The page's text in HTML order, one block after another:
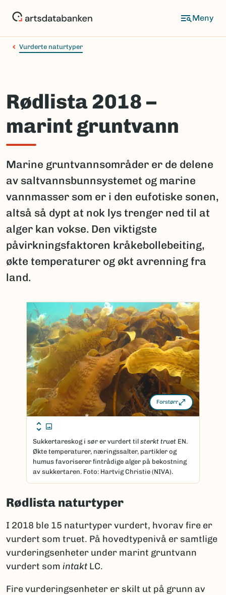
Vurderte naturtyper
Rødlista 2018 –
marint gruntvann
Marine gruntvannsområder er de delene
av saltvannsbunnsystemet og marine
vannmasser som er i den eufotiske sonen,
altså så dypt at nok lys trenger ned til at
alger kan vokse. Den viktigste
påvirkningsfaktoren kråkebollebeiting,
økte temperaturer og økt avrenning fra
land.
Forstørr
Sukkertareskog i sør er vurdert til sterkt truet EN.
Økte temperaturer, næringssalter, partikler og
humus favoriserer fintrådige alger på bekostning
av sukkertaren. Foto: Hartvig Christie (NIVA).
Rødlista naturtyper
I 2018 ble 15 naturtyper vurdert, hvorav fire er
vurdert som truet. På hovedtypenivå er samtlige
vurderingsenheter under marint gruntvann
vurdert som intakt LC.
Fire vurderingsenheter er skilt ut på grunn av